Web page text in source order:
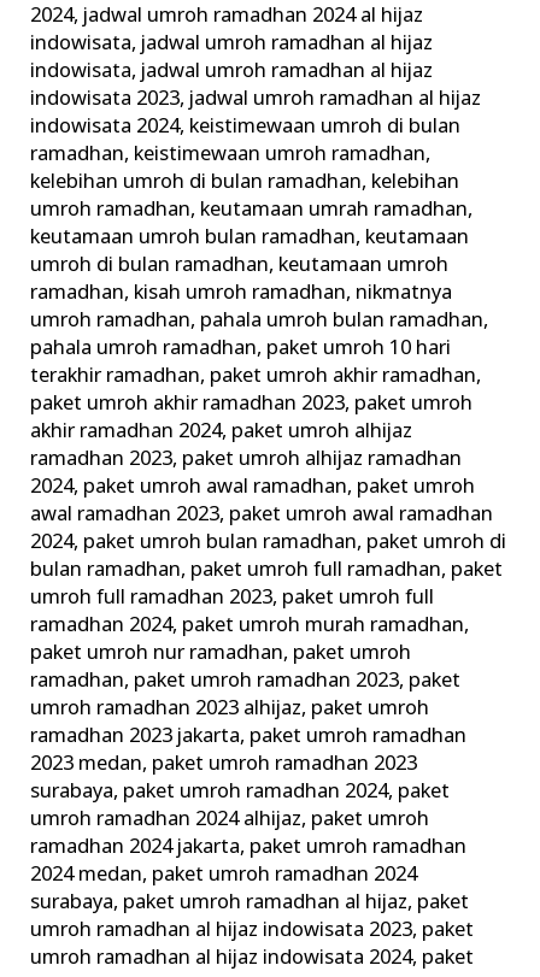
2024, jadwal umroh ramadhan 2024 al hijaz
indowisata, jadwal umroh ramadhan al hijaz
indowisata, jadwal umroh ramadhan al hijaz
indowisata 2023, jadwal umroh ramadhan al hijaz
indowisata 2024, keistimewaan umroh di bulan
ramadhan, keistimewaan umroh ramadhan,
kelebihan umroh di bulan ramadhan, kelebihan
umroh ramadhan, keutamaan umrah ramadhan,
keutamaan umroh bulan ramadhan, keutamaan
umroh di bulan ramadhan, keutamaan umroh
ramadhan, kisah umroh ramadhan, nikmatnya
umroh ramadhan, pahala umroh bulan ramadhan,
pahala umroh ramadhan, paket umroh 10 hari
terakhir ramadhan, paket umroh akhir ramadhan,
paket umroh akhir ramadhan 2023, paket umroh
akhir ramadhan 2024, paket umroh alhijaz
ramadhan 2023, paket umroh alhijaz ramadhan
2024, paket umroh awal ramadhan, paket umroh
awal ramadhan 2023, paket umroh awal ramadhan
2024, paket umroh bulan ramadhan, paket umroh di
bulan ramadhan, paket umroh full ramadhan, paket
umroh full ramadhan 2023, paket umroh full
ramadhan 2024, paket umroh murah ramadhan,
paket umroh nur ramadhan, paket umroh
ramadhan, paket umroh ramadhan 2023, paket
umroh ramadhan 2023 alhijaz, paket umroh
ramadhan 2023 jakarta, paket umroh ramadhan
2023 medan, paket umroh ramadhan 2023
surabaya, paket umroh ramadhan 2024, paket
umroh ramadhan 2024 alhijaz, paket umroh
ramadhan 2024 jakarta, paket umroh ramadhan
2024 medan, paket umroh ramadhan 2024
surabaya, paket umroh ramadhan al hijaz, paket
umroh ramadhan al hijaz indowisata 2023, paket
umroh ramadhan al hijaz indowisata 2024, paket